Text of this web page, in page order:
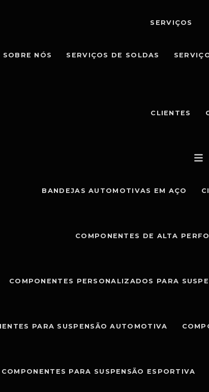
SOBRE NÓS
SERVIÇOS
SERVIÇOS DE SOLDAS
CLIENTES
BANDEJAS AUTOMOTIVAS EM AÇO
COMPONENTES DE ALTA
COMPONENTES PERSONALIZADOS PARA
PARA SUSPENSÃO AUTOMOTIVA
COMPONENTES PARA SUSPENSÃO ESPORTIVA